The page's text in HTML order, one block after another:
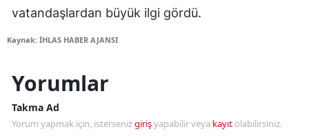
vatandaşlardan büyük ilgi gördü.
Kaynak: İHLAS HABER AJANSI
Yorumlar
Takma Ad
Yorum yapmak için, istersenizgirişyapabilir veya kayıt olabilirsiniz.